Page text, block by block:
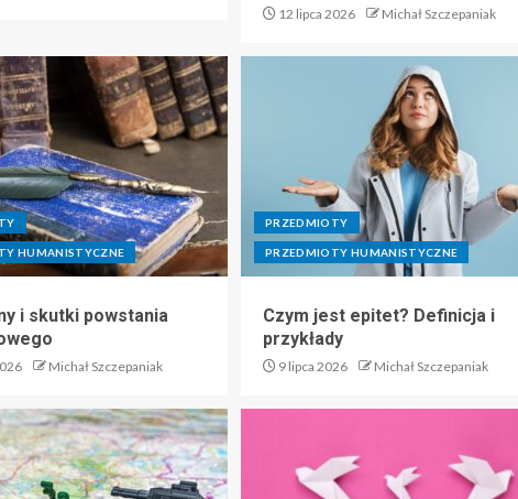
12 lipca 2026 Michał Szczepaniak
HUMANISTYCZNE
i skutki powstania
Michał Szczepaniak
PRZEDMIOTY
PRZEDMIOTY HUMANISTYCZNE
Czym jest epitet? Definicja i
przykłady
9 lipca 2026 Michał Szczepaniak